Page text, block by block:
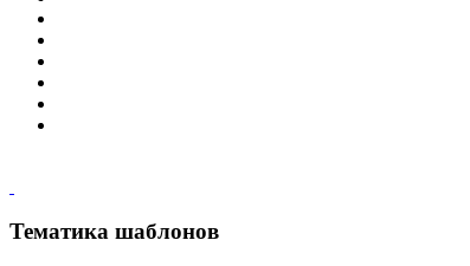
Тематика шаблонов